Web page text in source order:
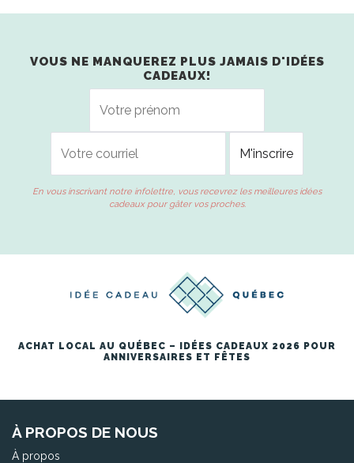
VOUS NE MANQUEREZ PLUS JAMAIS D'IDÉES
CADEAUX!
En vous inscrivant notre infolettre, vous recevrez les meilleures idées
cadeaux pour gâter vos proches.
ACHAT LOCAL AU QUÉBEC – IDÉES CADEAUX 2026 POUR
ANNIVERSAIRES ET FÊTES
À PROPOS DE NOUS
À propos